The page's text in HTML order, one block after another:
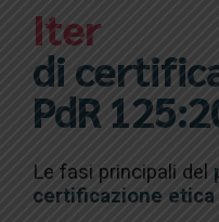
Iter
di
PdR
Le fasi principali del
certificazione etica